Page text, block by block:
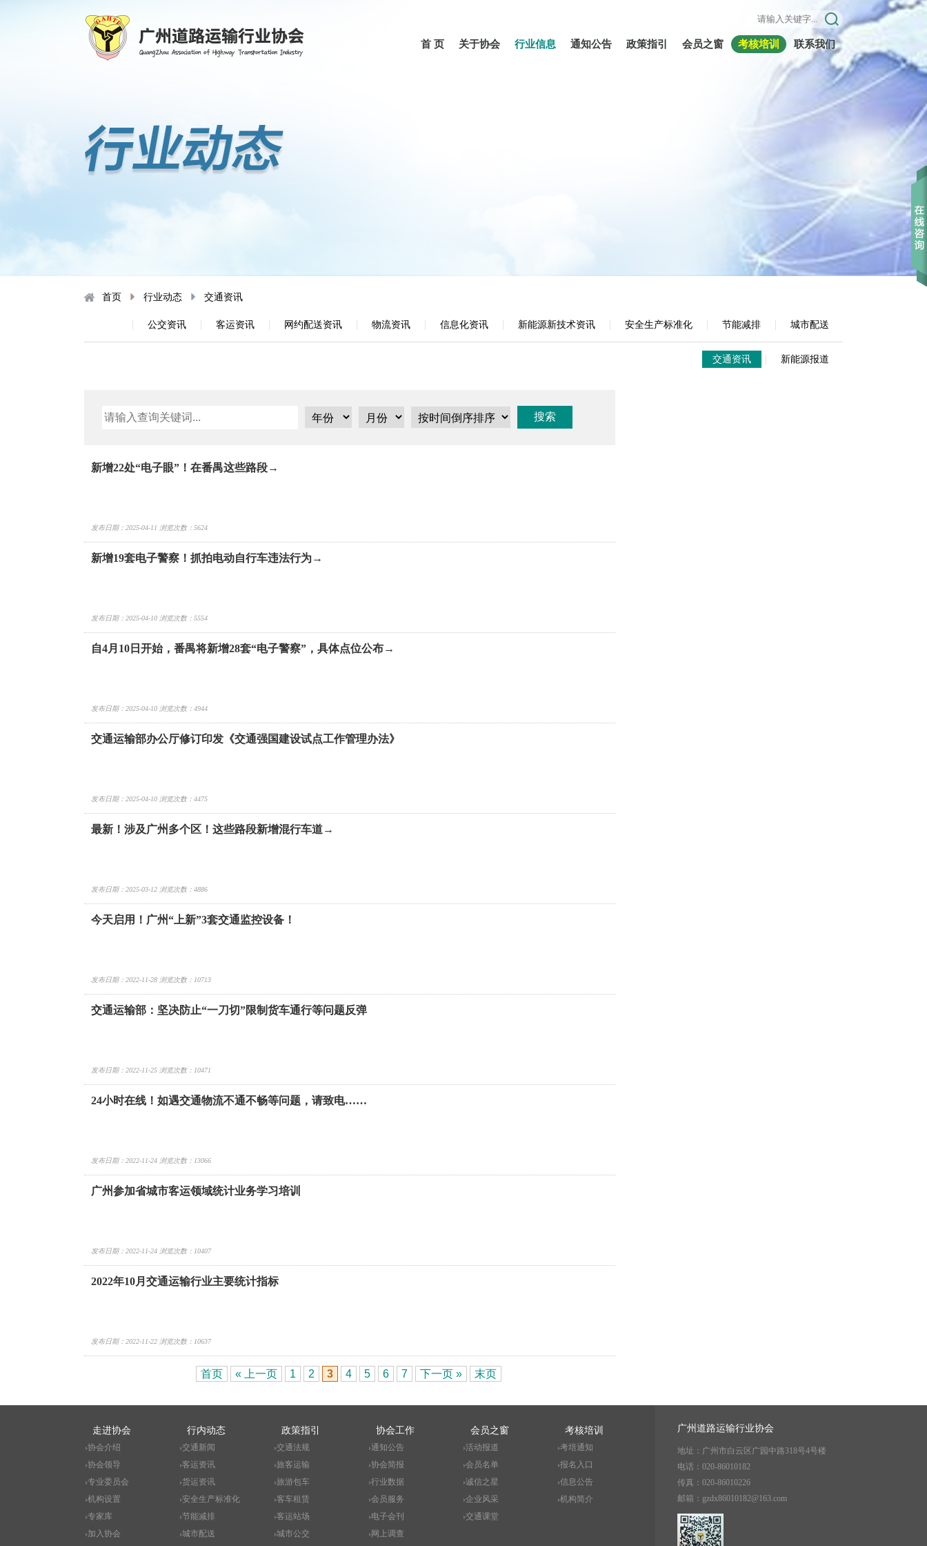
首 页 关于协会 行业信息 通知公告 政策指引 会员之窗 考核培训 联系我们
首页 行业动态 交通资讯
城市配送
|
节能减排
|
安全生产标准化
|
新能源新技术资讯
|
信息化资讯
|
物流资讯
|
网约配送资讯
|
客运资讯
|
公交资讯
|
新能源报道
|
交通资讯
新增22处“电子眼”！在番禺这些路段→
发布日期：2025-04-11 浏览次数：5624
新增19套电子警察！抓拍电动自行车违法行为→
发布日期：2025-04-10 浏览次数：5554
自4月10日开始，番禺将新增28套“电子警察”，具体点位公布→
发布日期：2025-04-10 浏览次数：4944
交通运输部办公厅修订印发《交通强国建设试点工作管理办法》
发布日期：2025-04-10 浏览次数：4475
最新！涉及广州多个区！这些路段新增混行车道→
发布日期：2025-03-12 浏览次数：4886
今天启用！广州“上新”3套交通监控设备！
发布日期：2022-11-28 浏览次数：10713
交通运输部：坚决防止“一刀切”限制货车通行等问题反弹
发布日期：2022-11-25 浏览次数：10471
24小时在线！如遇交通物流不通不畅等问题，请致电……
发布日期：2022-11-24 浏览次数：13066
广州参加省城市客运领域统计业务学习培训
发布日期：2022-11-24 浏览次数：10407
2022年10月交通运输行业主要统计指标
发布日期：2022-11-22 浏览次数：10637
首页 « 上一页 1 2 3 4 5 6 7 下一页 » 末页
走进协会
协会介绍
协会领导
专业委员会
机构设置
专家库
加入协会
行内动态
交通新闻
客运资讯
货运资讯
安全生产标准化
节能减排
城市配送
政策指引
交通法规
旅客运输
旅游包车
客车租赁
客运站场
城市公交
协会工作
通知公告
协会简报
行业数据
会员服务
电子会刊
网上调查
会员之窗
活动报道
会员名单
诚信之星
企业风采
交通课堂
考核培训
考培通知
报名入口
信息公告
机构简介
广州道路运输行业协会
地址：广州市白云区广园中路318号4号楼
电话：020-86010182
传真：020-86010226
邮箱：gzdx86010182@163.com